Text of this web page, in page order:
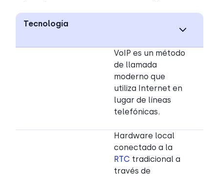
Tecnología
VoIP es un método
de llamada
moderno que
utiliza Internet en
lugar de líneas
telefónicas.
Hardware local
conectado a la
RTC tradicional a
través de